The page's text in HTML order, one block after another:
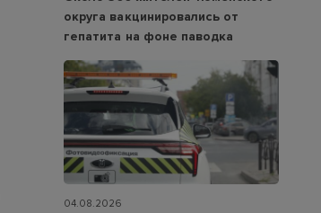
округа вакцинировались от
гепатита на фоне паводка
04.08.2026